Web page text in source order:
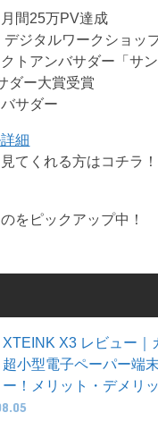
間25万PV達成
ジタルワークショッ
トアンバサダー「サ
ダー大賞受賞
サダー
細
てくれる方はコチラ！
をピックアップ中！
XTEINK X3 レビュー｜
超小型電子ペーパー端
ー！メリット・デメリ